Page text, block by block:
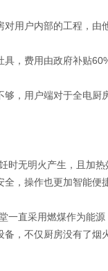
用户内部的工程，由
，费用由政府补贴
，用户端对于全电厨
时无明火产生，且加
，操作也更加智能便
一直采用燃煤作为能
，不仅厨房没有了